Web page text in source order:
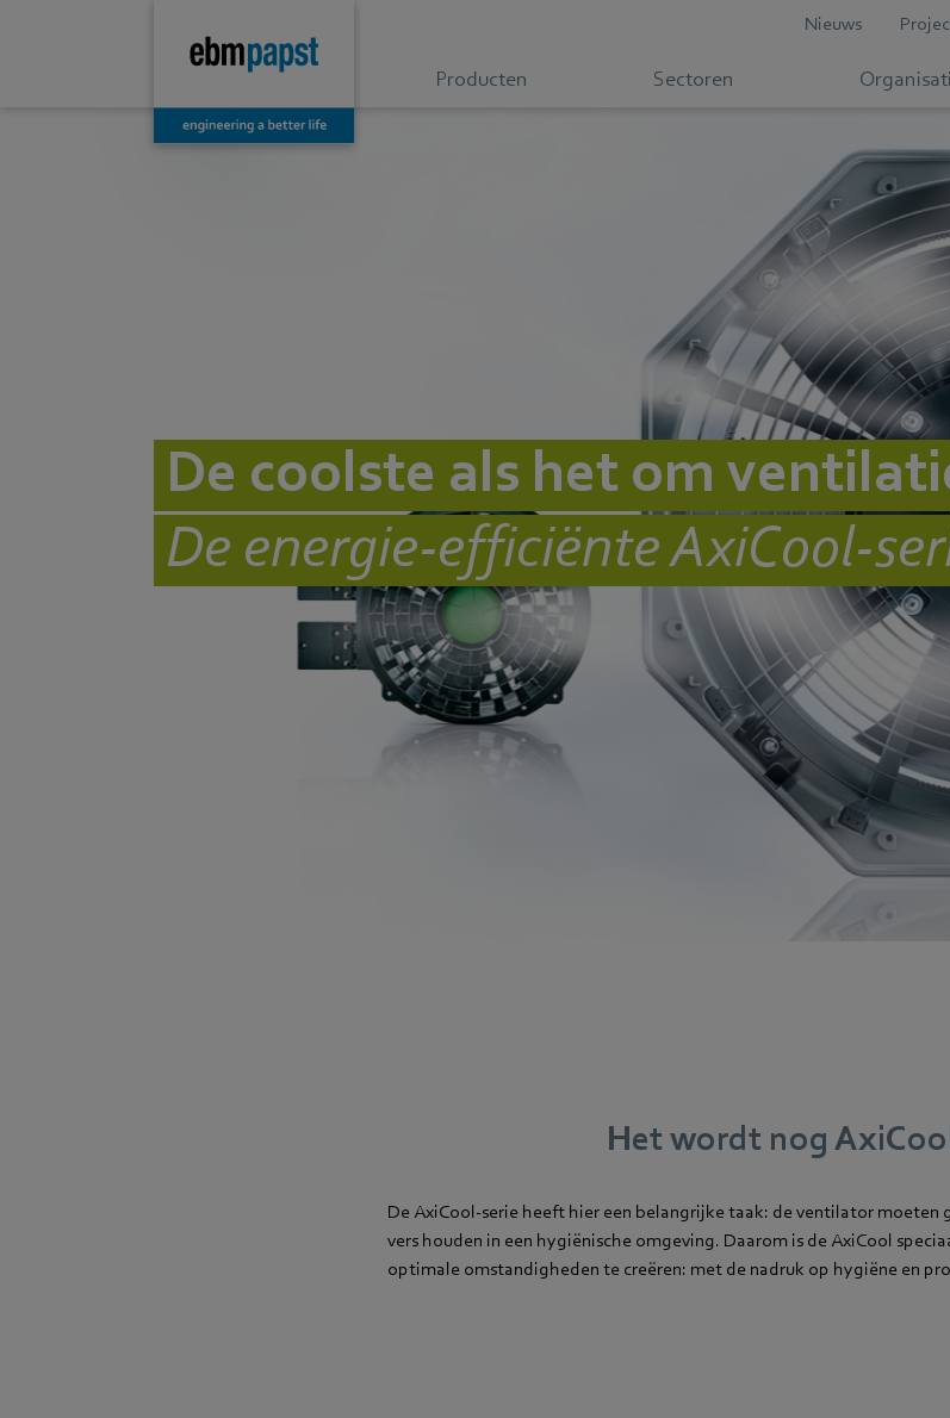
Nieuws
Producten Sectoren
De coolste als het om
De energie-efficiënte AxiCool-
Het wordt nog
De AxiCool-serie heeft hier een belangrijke taak: de ventilator moeten
vers houden in een hygiënische omgeving. Daarom is de AxiCool
optimale omstandigheden te creëren: met de nadruk op hygiëne en